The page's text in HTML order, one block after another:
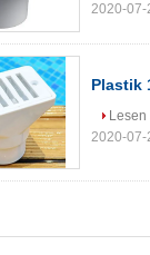
2020-07-
Plastik
2020-07-